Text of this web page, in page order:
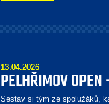
13.04.2026
PELHŘIMOV
Sestav si tým ze spolužáků,